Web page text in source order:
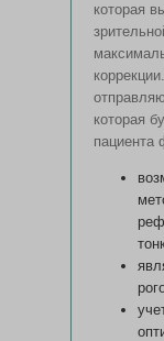
которая
которая
пациента